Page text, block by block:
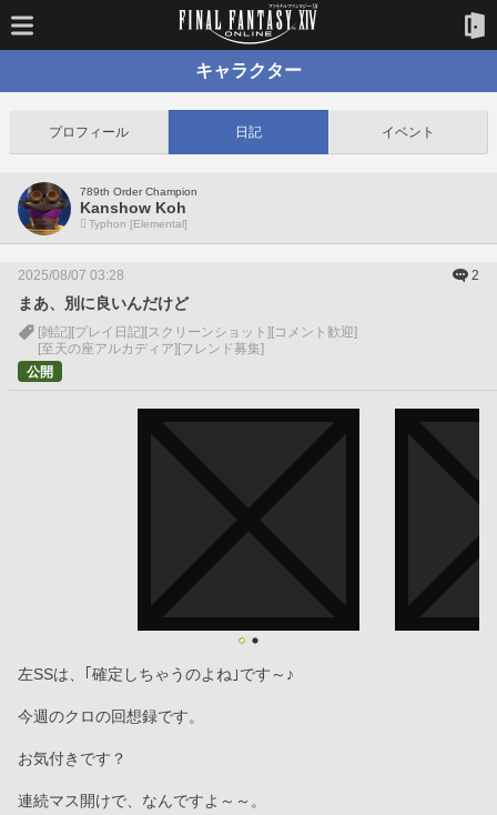
キャラクター
プロフィール 日記 イベント
789th Order Champion
Kanshow Koh
Typhon [Elemental]
2025/08/07 03:28 2
まあ、別に良いんだけど
[雑記] [プレイ日記] [スクリーンショット] [コメント歓迎]
[至天の座アルカディア] [フレンド募集]
公開
左SSは、｢確定しちゃうのよね｣です～♪
今週のクロの回想録です。
お気付きです？
連続マス開けで、なんですよ～～。